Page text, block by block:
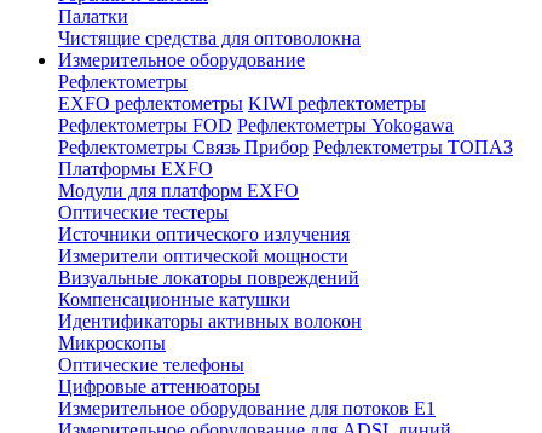
Палатки
Чистящие средства для оптоволокна
Измерительное оборудование
Рефлектометры
EXFO рефлектометры KIWI рефлектометры
Рефлектометры FOD Рефлектометры Yokogawa
Рефлектометры Связь Прибор Рефлектометры ТОПАЗ
Платформы EXFO
Модули для платформ EXFO
Оптические тестеры
Источники оптического излучения
Измерители оптической мощности
Визуальные локаторы повреждений
Компенсационные катушки
Идентификаторы активных волокон
Микроскопы
Оптические телефоны
Цифровые аттенюаторы
Измерительное оборудование для потоков Е1